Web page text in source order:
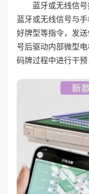
蓝牙或无线信
蓝牙或无线信号与
好牌型等指令，发
号后驱动内部微型
码牌过程中进行干预